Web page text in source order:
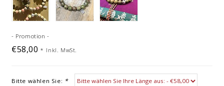
- Promotion -
€58,00* Inkl. MwSt.
Bitte wählen Sie: *